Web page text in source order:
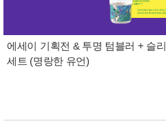
에세이 기획전 & 투명 텀블러 + 슬
세트 (명랑한 유언)